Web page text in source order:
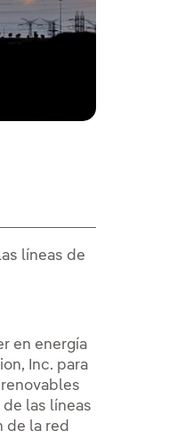
líneas de
en energía
Inc. para
las líneas
de la red